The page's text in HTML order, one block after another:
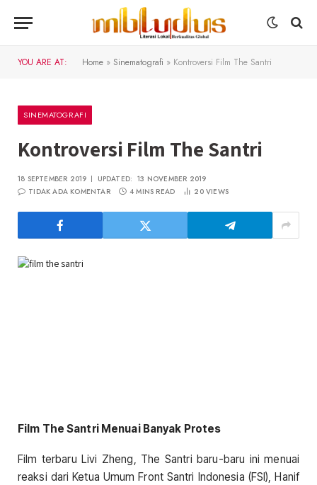
YOU ARE AT: Home » Sinematografi » Kontroversi Film The Santri
SINEMATOGRAFI
Kontroversi Film The Santri
18 SEPTEMBER 2019 UPDATED: 13 NOVEMBER 2019
TIDAK ADA KOMENTAR
4 MINS READ 20VIEWS
Film The Santri Menuai Banyak Protes
Film terbaru Livi Zheng, The Santri baru-baru ini menuai
reaksi dari Ketua Umum Front Santri Indonesia (FSI), Hanif